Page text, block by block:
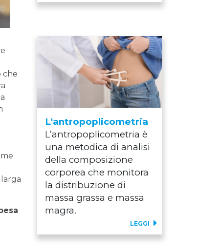
che
L'antropoplicometria
L’antropoplicometria è
una metodica di analisi
della composizione
corporea che monitora
la distribuzione di
massa grassa e massa
magra.
LEGGI